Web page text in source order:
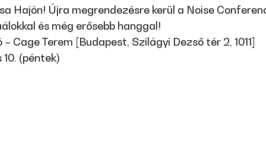
Hajón! Újra megrendezésre kerül a Noise
és még erősebb hanggal!
Cage Terem [Budapest, Szilágyi Dezső tér 2, 1011]
(péntek)